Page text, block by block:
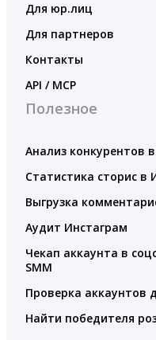
Для юр.лиц
Для партнеров
Контакты
API / MCP
Полезное
Анализ конкурентов
Статистика сторис в
Выгрузка
Аудит Инстаграм
Чекап аккаунта в
SMM
Проверка аккаунтов
Найти победителя